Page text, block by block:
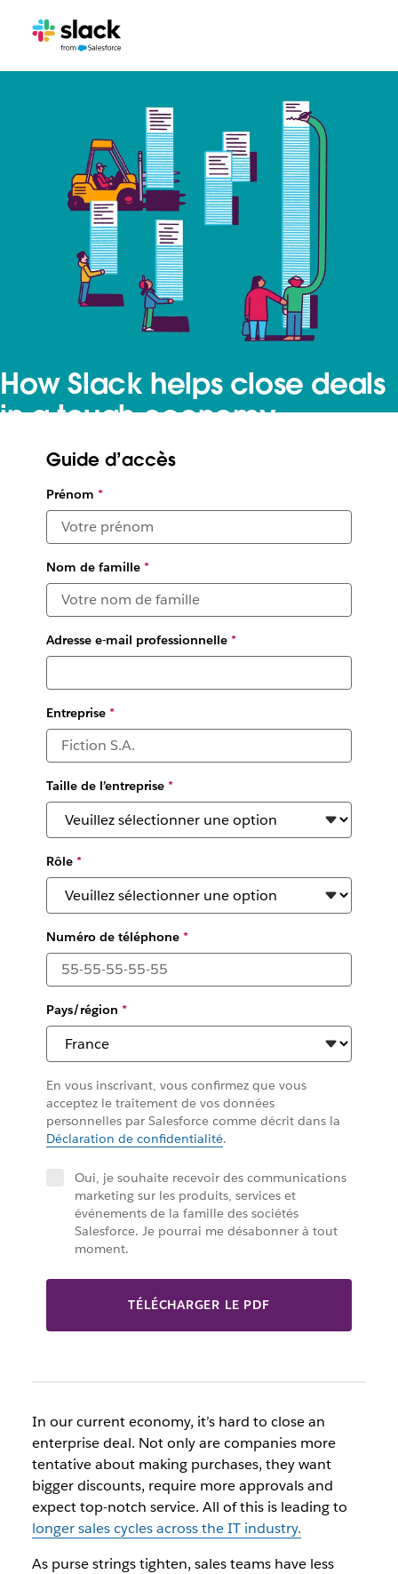
How Slack helps close deals
in a tough economy
Learn how our enterprise sales reps close deals faster with
Illustration parRobert Samuel Hanson
Guide d’accès
Prénom *
Nom de famille*
Adresse e-mail professionnelle*
Entreprise*
Taille de l’entreprise*
Rôle*
Numéro de téléphone*
Pays/région *
En vous inscrivant, vous confirmez que vous
acceptez le traitement de vos données
personnelles par Salesforce comme décrit dans la
Déclaration de confidentialité.
Oui, je souhaite recevoir des communications
marketing sur les produits, services et
événements de la famille des sociétés
Salesforce. Je pourrai me désabonner à tout
moment.
TÉLÉCHARGER LE PDF
In our current economy, it’s hard to close an
enterprise deal. Not only are companies more
tentative about making purchases, they want
bigger discounts, require more approvals and
expect top-notch service. All of this is leading to
longer sales cycles across the IT industry.
As purse strings tighten, sales teams have less